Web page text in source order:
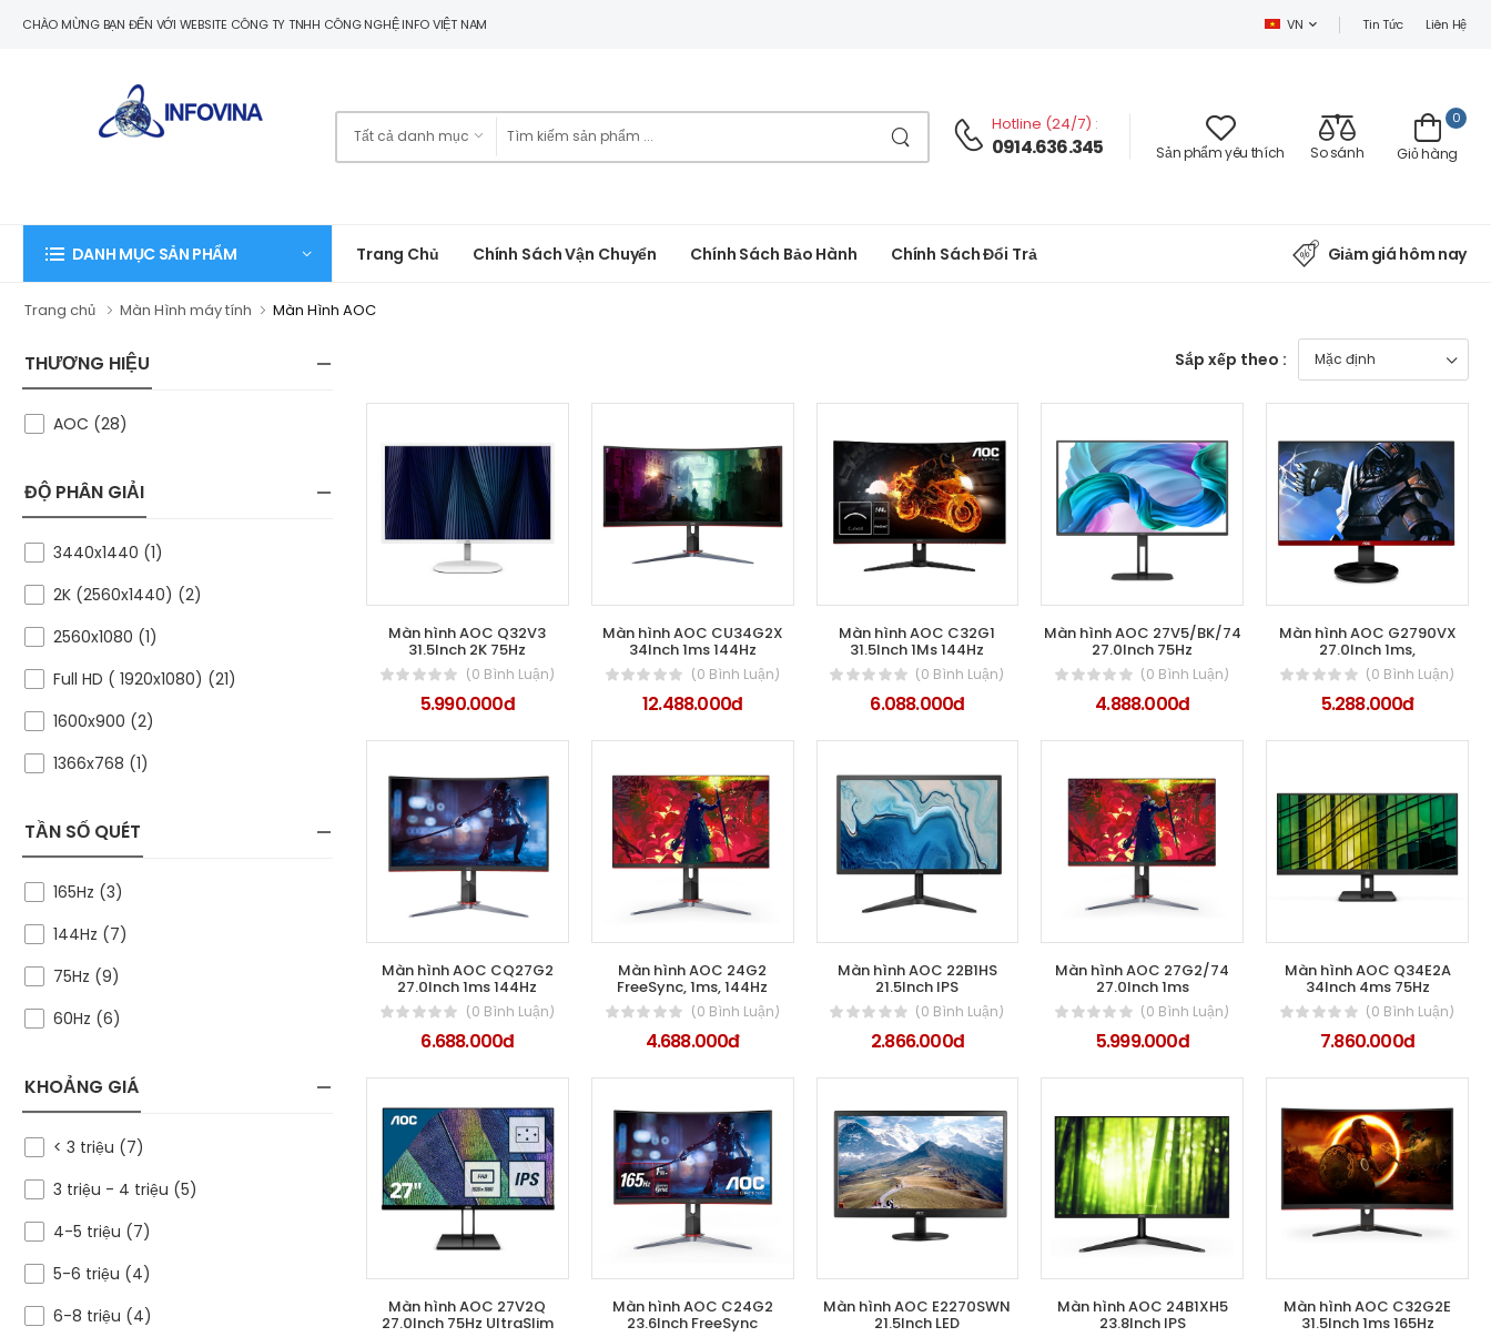
CHÀO MỪNG BẠN ĐẾN VỚI WEBSITE CÔNG TY TNHH CÔNG NGHỆ INFO VIỆT NAM VN Tin Tức Liên Hệ
Hotline (24/7) :
0914.636.345 Sản phẩm yêu thích So sánh
0
Giỏ hàng
DANH MỤC SẢN PHẨM Trang Chủ Chính Sách Vận Chuyển Chính Sách Bảo Hành Chính Sách Đổi Trả Giảm giá hôm nay
Trang chủ Màn Hình máy tính Màn Hình AOC
THƯƠNG HIỆU
AOC (28)
ĐỘ PHÂN GIẢI
3440x1440 (1)
2K (2560x1440) (2)
2560x1080 (1)
Full HD ( 1920x1080) (21)
1600x900 (2)
1366x768 (1)
TẦN SỐ QUÉT
165Hz (3)
144Hz (7)
75Hz (9)
60Hz (6)
KHOẢNG GIÁ
< 3 triệu (7)
3 triệu - 4 triệu (5)
4-5 triệu (7)
5-6 triệu (4)
6-8 triệu (4)
Sắp xếp theo :
Màn hình AOC Q32V3
31.5Inch 2K 75Hz
(0 Bình Luận)
5.990.000đ
Màn hình AOC CU34G2X
34Inch 1ms 144Hz
(0 Bình Luận)
12.488.000đ
Màn hình AOC C32G1
31.5Inch 1Ms 144Hz
(0 Bình Luận)
6.088.000đ
Màn hình AOC 27V5/BK/74
27.0Inch 75Hz
(0 Bình Luận)
4.888.000đ
Màn hình AOC G2790VX
27.0Inch 1ms,
(0 Bình Luận)
5.288.000đ
Màn hình AOC CQ27G2
27.0Inch 1ms 144Hz
(0 Bình Luận)
6.688.000đ
Màn hình AOC 24G2
FreeSync, 1ms, 144Hz
(0 Bình Luận)
4.688.000đ
Màn hình AOC 22B1HS
21.5Inch IPS
(0 Bình Luận)
2.866.000đ
Màn hình AOC 27G2/74
27.0Inch 1ms
(0 Bình Luận)
5.999.000đ
Màn hình AOC Q34E2A
34Inch 4ms 75Hz
(0 Bình Luận)
7.860.000đ
Màn hình AOC 27V2Q
27.0Inch 75Hz UltraSlim
Màn hình AOC C24G2
23.6Inch FreeSync
Màn hình AOC E2270SWN
21.5Inch LED
Màn hình AOC 24B1XH5
23.8Inch IPS
Màn hình AOC C32G2E
31.5Inch 1ms 165Hz